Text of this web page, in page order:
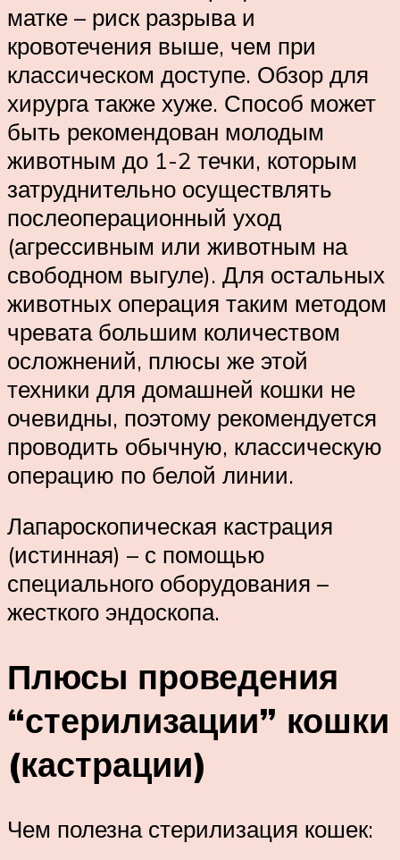
матке – риск разрыва и
кровотечения выше, чем при
классическом доступе. Обзор для
хирурга также хуже. Способ может
быть рекомендован молодым
животным до 1-2 течки, которым
затруднительно осуществлять
послеоперационный уход
(агрессивным или животным на
свободном выгуле). Для остальных
животных операция таким методом
чревата большим количеством
осложнений, плюсы же этой
техники для домашней кошки не
очевидны, поэтому рекомендуется
проводить обычную, классическую
операцию по белой линии.
Лапароскопическая кастрация
(истинная) – с помощью
специального оборудования –
жесткого эндоскопа.
Плюсы проведения
“стерилизации” кошки
(кастрации)
Чем полезна стерилизация кошек: